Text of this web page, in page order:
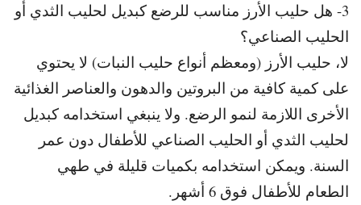
3- هل حليب الأرز مناسب للرضع كبديل لحليب الثدي أو
الحليب الصناعي؟
لا، حليب الأرز (ومعظم أنواع حليب النبات) لا يحتوي
على كمية كافية من البروتين والدهون والعناصر الغذائية
الأخرى اللازمة لنمو الرضع. ولا ينبغي استخدامه كبديل
لحليب الثدي أو الحليب الصناعي للأطفال دون عمر
السنة. ويمكن استخدامه بكميات قليلة في طهي
الطعام للأطفال فوق 6 أشهر.